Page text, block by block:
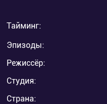
Тайминг:
Эпизоды:
Режиссёр:
Студия:
Страна: